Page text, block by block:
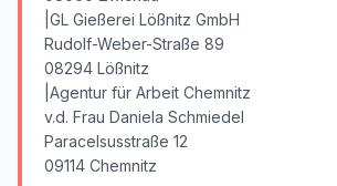
|GL Gießerei Lößnitz GmbH
Rudolf-Weber-Straße 89
08294 Lößnitz
|Agentur für Arbeit Chemnitz
v.d. Frau Daniela Schmiedel
Paracelsusstraße 12
09114 Chemnitz